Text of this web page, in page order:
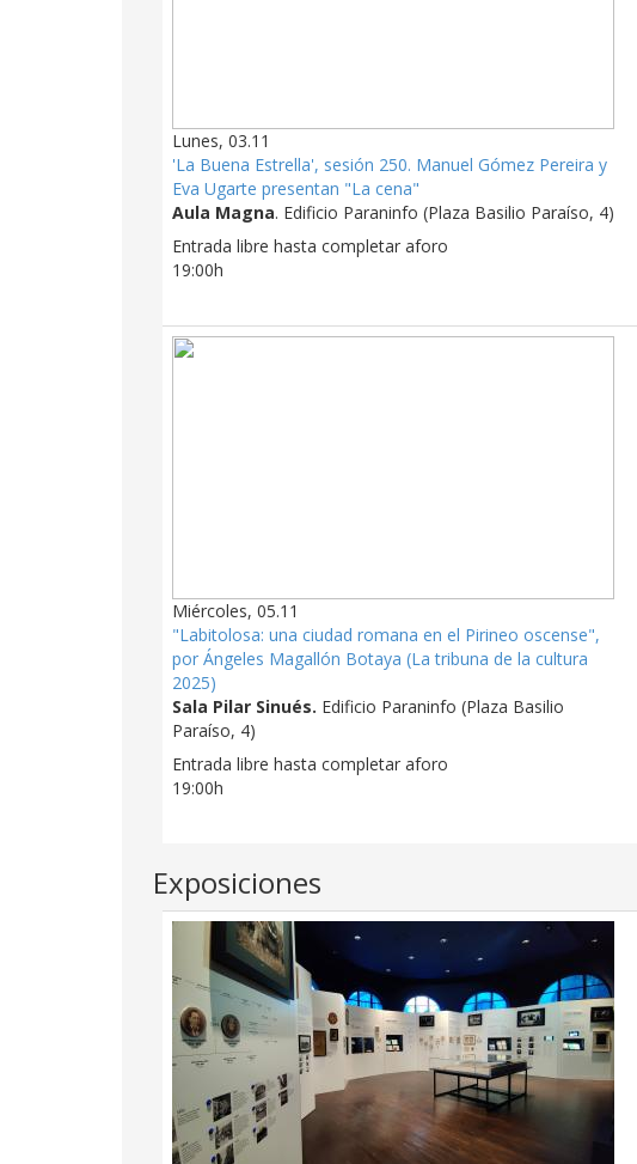
Lunes, 03.11
'La Buena Estrella', sesión 250. Manuel Gómez Pereira y
Eva Ugarte presentan "La cena"
Aula Magna. Edificio Paraninfo (Plaza Basilio Paraíso, 4)
Entrada libre hasta completar aforo
19:00h
Miércoles, 05.11
"Labitolosa: una ciudad romana en el Pirineo oscense",
por Ángeles Magallón Botaya (La tribuna de la cultura
2025)
Sala Pilar Sinués. Edificio Paraninfo (Plaza Basilio
Paraíso, 4)
Entrada libre hasta completar aforo
19:00h
Exposiciones